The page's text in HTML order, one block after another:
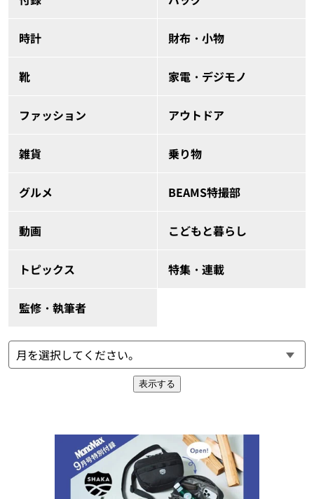
時計 財布・小物
靴 家電・デジモノ
ファッション アウトドア
雑貨 乗り物
グルメ BEAMS特撮部
動画 こどもと暮らし
トピックス 特集・連載
監修・執筆者
表示する